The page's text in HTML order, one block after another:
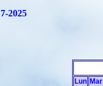
2025
Lun Mar